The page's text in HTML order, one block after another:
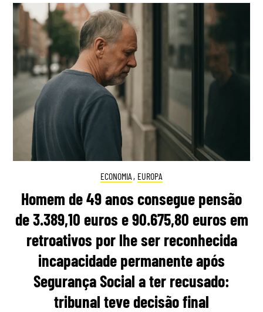
ECONOMIA , EUROPA
Homem de 49 anos consegue pensão
de 3.389,10 euros e 90.675,80 euros em
retroativos por lhe ser reconhecida
incapacidade permanente após
Segurança Social a ter recusado:
tribunal teve decisão final